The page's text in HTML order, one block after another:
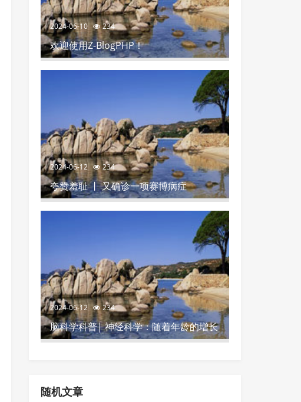
2024-06-10 234
欢迎使用Z-BlogPHP！
2024-06-12 234
夸赞羞耻 丨 又确诊一项赛博病症
2024-06-12 234
脑科学科普| 神经科学：随着年龄的增长
影响记忆力的4个坏习惯
随机文章